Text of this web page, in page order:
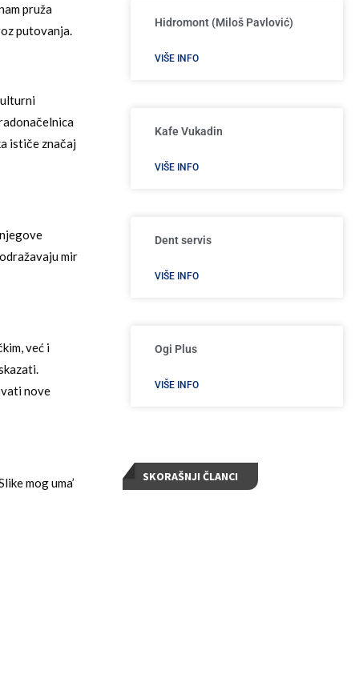
pruža
putovanja.
ističe značaj
mir
već i
nove
mog uma’
Hidromont (Miloš Pavlović)
VIŠE INFO
Kafe Vukadin
VIŠE INFO
Dent servis
VIŠE INFO
Ogi Plus
VIŠE INFO
SKORAŠNJI ČLANCI